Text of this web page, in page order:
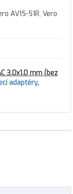
AV15-51R, Vero
3.0x1.0 mm (bez
adaptéry,